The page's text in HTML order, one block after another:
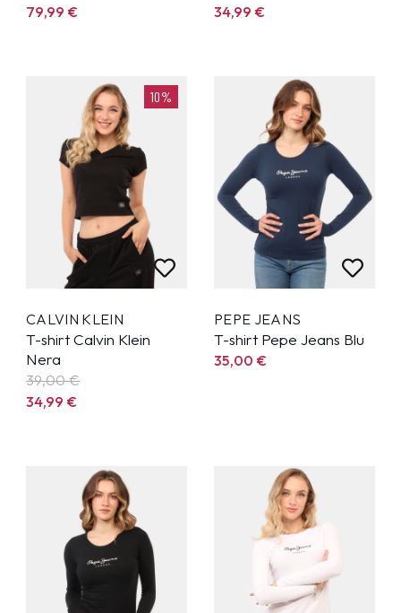
79,99€
34,99€
10%
CALVIN KLEIN
T-shirt Calvin Klein
Nera
39,00 €
34,99€
PEPE JEANS
T-shirt Pepe Jeans Blu
35,00€